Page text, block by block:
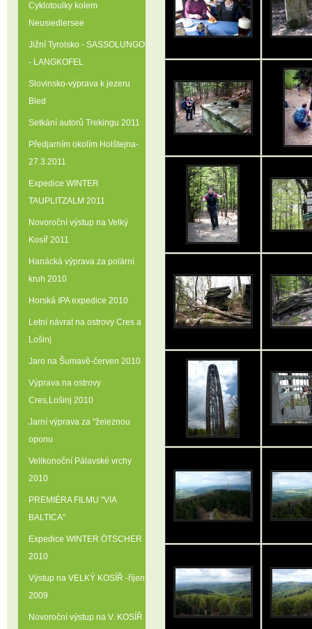
Cyklotoulky kolem
Neusiedlersee
Jižní Tyrolsko - SASSOLUNGO
- LANGKOFEL
Slovinsko-výprava k jezeru
Bled
Setkání autorů Trekingu 2011
Předjarním okolím Holštejna-
27.3.2011
Expedice WINTER
TAUPLITZALM 2011
Novoroční výstup na Velký
Kosíř 2011
Hanácká výprava za polární
kruh 2010
Horská IPA expedice 2010
Letní návrat na ostrovy Cres a
Lošinj
Jaro na Šumavě-červen 2010
Výprava na ostrovy
Cres‚Lošinj 2010
Jarní výprava za "železnou
oponu
Velikonoční Pálavské vrchy
2010
PREMIÉRA FILMU "VIA
BALTICA"
Expedice WINTER ÖTSCHER
2010
Výstup na VELKÝ KOSÍŘ -říjen
2009
Novoroční výstup na V. KOSÍŘ